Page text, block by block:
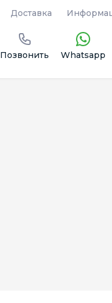
Доставка
Позвонить Whatsapp